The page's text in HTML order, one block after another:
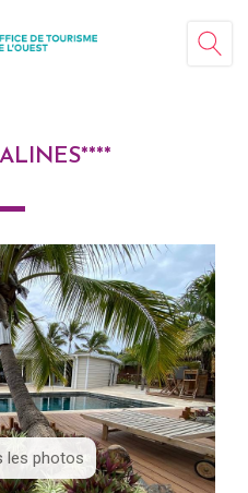
les photos